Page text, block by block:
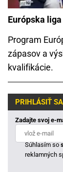
Európska
Program
zápasov a
kvalifikácie.
PRIHLÁSIŤ
Zadajte svoj e-
Súhlasím so
reklamných